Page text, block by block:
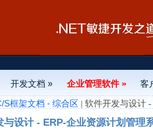
开发文档 » 企业管理软件 »
客
S框架文档 - 综合区 | 软件开发与设计
与设计 - ERP-企业资源计划管理